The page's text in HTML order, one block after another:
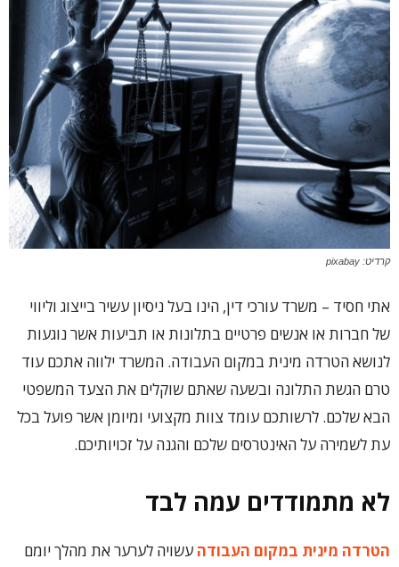
קרדיט: pixabay
אתי חסיד – משרד עורכי דין, הינו בעל ניסיון עשיר בייצוג וליווי
של חברות או אנשים פרטיים בתלונות או תביעות אשר נוגעות
לנושא הטרדה מינית במקום העבודה. המשרד ילווה אתכם עוד
טרם הגשת התלונה ובשעה שאתם שוקלים את הצעד המשפטי
הבא שלכם. לרשותכם עומד צוות מקצועי ומיומן אשר פועל בכל
עת לשמירה על האינטרסים שלכם והגנה על זכויותיכם.
לא מתמודדים עמה לבד
הטרדה מינית במקום העבודה עשויה לערער את מהלך יומם